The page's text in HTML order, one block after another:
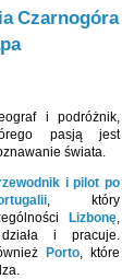
Czarnogóra
i podróżnik,
pasją jest
świata.
i pilot po
, który
Lizbonę,
i pracuje.
Porto, które